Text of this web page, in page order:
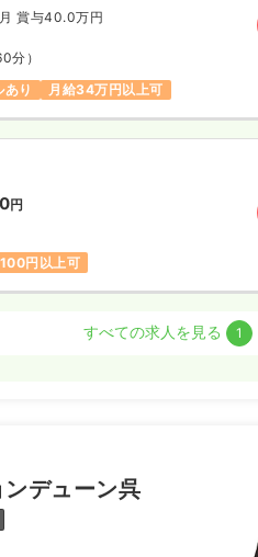
賞与40.0万円
分）
あり 月給34万円以上可
円
円以上可
分）
あり 月給40万円以上可
すべての求人を見る 1
デューン呉